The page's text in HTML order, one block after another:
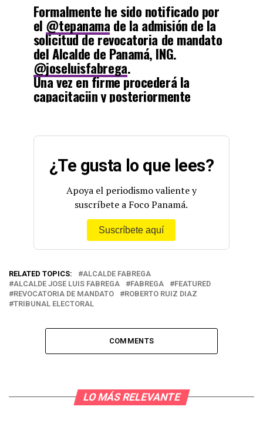
Formalmente he sido notificado por
el @tepanama de la admisión de la
solicitud de revocatoria de mandato
del Alcalde de Panamá, ING.
@joseluisfabrega.
Una vez en firme procederá la
capacitaciin y posteriormente
pic.twitter.com/xFXqhvLxVf
— ROBERTO RUIZ DIAZ (@R_RuizDiaz)March 7, 2022
¿Te gusta lo que lees?
Apoya el periodismo valiente y
suscríbete a Foco Panamá.
Suscríbete aquí
RELATED TOPICS:
ALCALDE FABREGA
ALCALDE JOSE LUIS FABREGA
FABREGA
FEATURED
REVOCATORIA DE MANDATO
ROBERTO RUIZ DIAZ
TRIBUNAL ELECTORAL
COMMENTS
LO MÁS RELEVANTE